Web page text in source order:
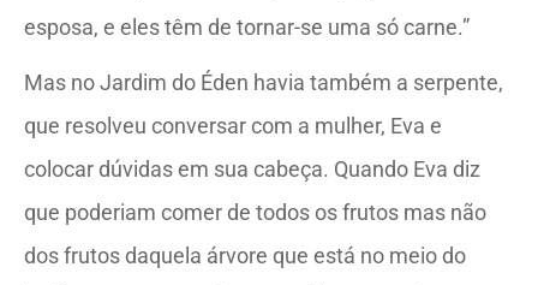
esposa, e eles têm de tornar-se uma só carne.”
Mas no Jardim do Éden havia também a serpente,
que resolveu conversar com a mulher, Eva e
colocar dúvidas em sua cabeça. Quando Eva diz
que poderiam comer de todos os frutos mas não
dos frutos daquela árvore que está no meio do